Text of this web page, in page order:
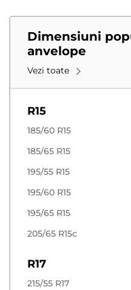
Dimensiuni
anvelope
Vezi toate
R15
185/60 R15
185/65 R15
195/55 R15
195/60 R15
195/65 R15
205/65 R15c
R17
215/55 R17